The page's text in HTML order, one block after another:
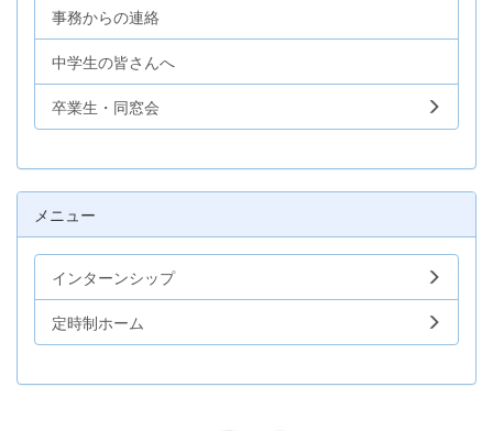
事務からの連絡
中学生の皆さんへ
卒業生・同窓会
メニュー
インターンシップ
定時制ホーム